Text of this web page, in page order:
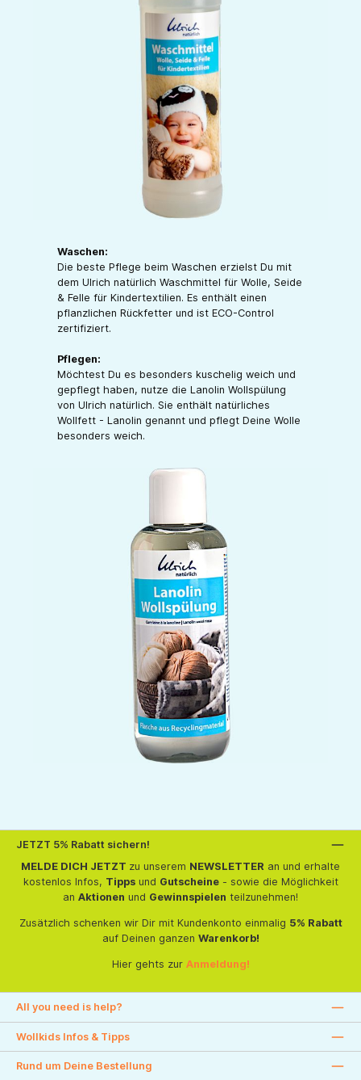
Waschen:
Die beste Pflege beim Waschen erzielst Du mit
dem Ulrich natürlich Waschmittel für Wolle, Seide
& Felle für Kindertextilien. Es enthält einen
pflanzlichen Rückfetter und ist ECO-Control
zertifiziert.
Pflegen:
Möchtest Du es besonders kuschelig weich und
gepflegt haben, nutze die Lanolin Wollspülung
von Ulrich natürlich. Sie enthält natürliches
Wollfett - Lanolin genannt und pflegt Deine Wolle
besonders weich.
JETZT 5% Rabatt sichern!
MELDE DICH JETZT zu unserem NEWSLETTER an und erhalte
kostenlos Infos, Tippsund Gutscheine- sowie die Möglichkeit
an Aktionen und Gewinnspielen teilzunehmen!
Zusätzlich schenken wir Dir mit Kundenkonto einmalig 5% Rabatt
auf Deinen ganzen Warenkorb!
Hier gehts zur Anmeldung!
All you need is help?
Wollkids Infos & Tipps
Rund um Deine Bestellung